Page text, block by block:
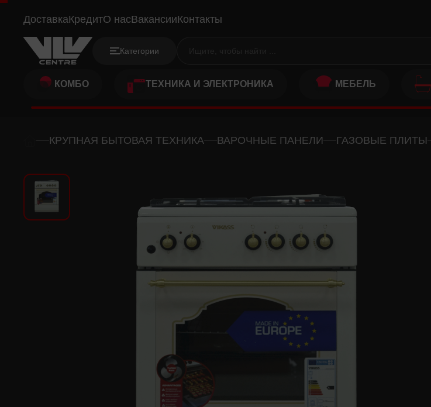
VIKASS VG6631BG
ДоставкаКредитО насВакансииКонтакты
Категории
КОМБО ТЕХНИКА И ЭЛЕКТРОНИКА МЕБЕЛЬ
КРУПНАЯ БЫТОВАЯ ТЕХНИКА ВАРОЧНЫЕ ПАНЕЛИ ГАЗОВЫЕ ПЛИТЫ